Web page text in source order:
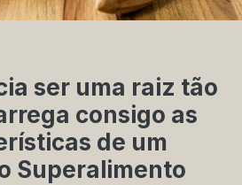
ser uma raiz tão
consigo as
de um
Superalimento